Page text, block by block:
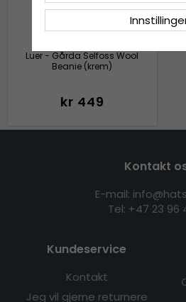
Luer - Gårda Selfoss Wool
Beanie (krem)
kr 449
Kontakt
E-mail:
Tel: +47 23 96
Kundeservice
Kontakt
Jeg vil gjerne returnere